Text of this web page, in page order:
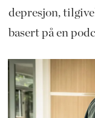
depresjon,
basert på en